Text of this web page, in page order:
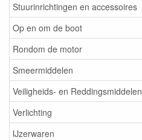
Stuurinrichtingen en accessoires
Op en om de boot
Rondom de motor
Smeermiddelen
Veiligheids- en Reddingsmiddelen
Verlichting
IJzerwaren